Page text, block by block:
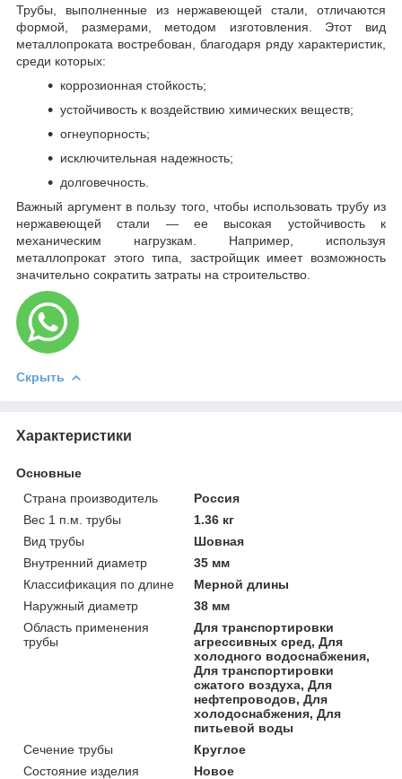
Трубы, выполненные из нержавеющей стали, отличаются
формой, размерами, методом изготовления. Этот вид
металлопроката востребован, благодаря ряду характеристик,
среди которых:
коррозионная стойкость;
устойчивость к воздействию химических веществ;
огнеупорность;
исключительная надежность;
долговечность.
Важный аргумент в пользу того, чтобы использовать трубу из
нержавеющей стали — ее высокая устойчивость к
механическим нагрузкам. Например, используя
металлопрокат этого типа, застройщик имеет возможность
значительно сократить затраты на строительство.
Скрыть
Характеристики
Основные
Страна производитель
Россия
Вес 1 п.м. трубы
1.36 кг
Вид трубы
Шовная
Внутренний диаметр
35 мм
Классификация по длине
Мерной длины
Наружный диаметр
38 мм
Область применения
трубы
Для транспортировки
агрессивных сред, Для
холодного водоснабжения,
Для транспортировки
сжатого воздуха, Для
нефтепроводов, Для
холодоснабжения, Для
питьевой воды
Сечение трубы
Круглое
Состояние изделия
Новое